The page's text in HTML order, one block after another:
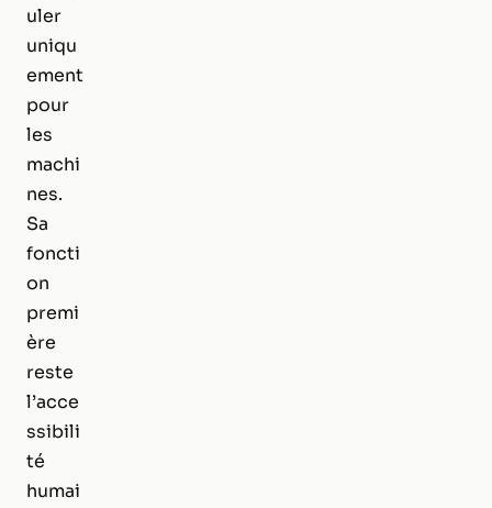
uler
uniqu
ement
pour
les
machi
nes.
Sa
foncti
on
premi
ère
reste
l’acce
ssibili
té
humai